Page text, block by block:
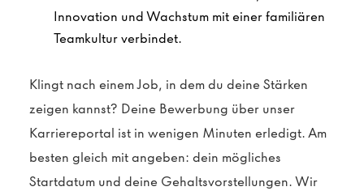
Innovation und Wachstum mit einer familiären
Teamkultur verbindet.
Klingt nach einem Job, in dem du deine Stärken
zeigen kannst? Deine Bewerbung über unser
Karriereportal ist in wenigen Minuten erledigt. Am
besten gleich mit angeben: dein mögliches
Startdatum und deine Gehaltsvorstellungen. Wir